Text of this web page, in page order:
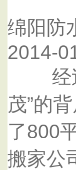
绵阳防
2014-
经过
茂”的
了800
搬家公